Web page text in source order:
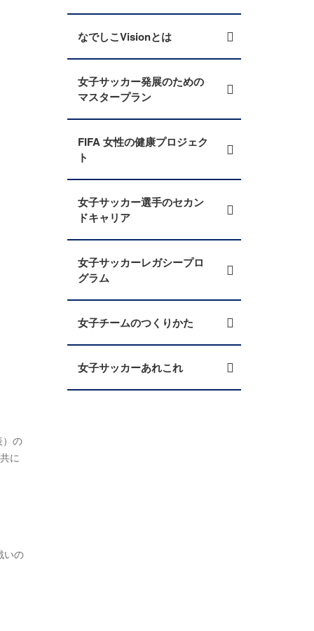
）の
に
いの
なでしこVisionとは
女子サッカー発展のための
マスタープラン
FIFA 女性の健康プロジェク
ト
女子サッカー選手のセカン
ドキャリア
女子サッカーレガシープロ
グラム
女子チームのつくりかた
女子サッカーあれこれ